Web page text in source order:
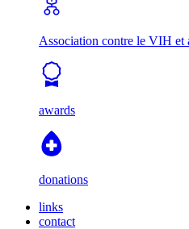
Association contre le VIH et
awards
donations
links
contact